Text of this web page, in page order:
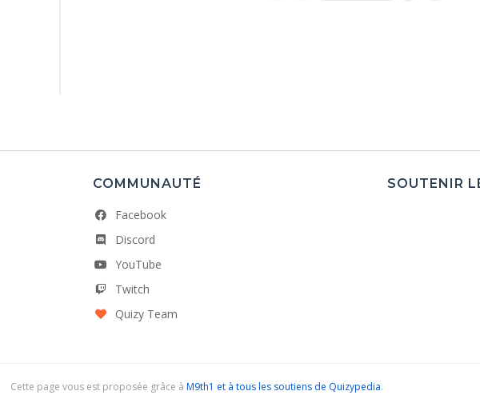
COMMUNAUTÉ
Facebook
Discord
YouTube
Twitch
Quizy Team
SOUTENIR
Cette page vous est proposée grâce à M9th1 et à tous les soutiens de Quizypedia.